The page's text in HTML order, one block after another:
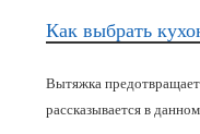
Как выбрать
Вытяжка
рассказывается в